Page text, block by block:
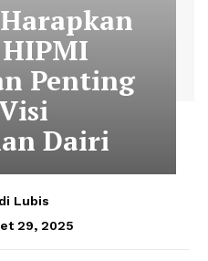
Penting
Dairi
Lubis
29, 2025